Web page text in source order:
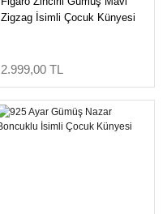
Zigzag İsimli Çocuk Künyesi
2.999,00 TL